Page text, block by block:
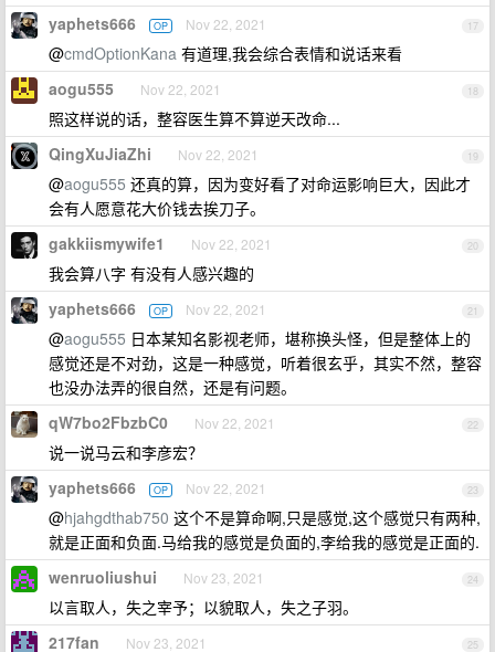
17
yaphets666 OP Nov 22, 2021
@cmdOptionKana 有道理,我会综合表情和说话来看
18
aogu555 Nov 22, 2021
照这样说的话，整容医生算不算逆天改命...
19
QingXuJiaZhi Nov 22, 2021
@aogu555 还真的算，因为变好看了对命运影响巨大，因此才
会有人愿意花大价钱去挨刀子。
20
gakkiismywife1 Nov 22, 2021
我会算八字 有没有人感兴趣的
21
yaphets666 OP Nov 22, 2021
@aogu555 日本某知名影视老师，堪称换头怪，但是整体上的
感觉还是不对劲，这是一种感觉，听着很玄乎，其实不然，整容
也没办法弄的很自然，还是有问题。
22
qW7bo2FbzbC0 Nov 22, 2021
说一说马云和李彦宏？
23
yaphets666 OP Nov 22, 2021
@hjahgdthab750 这个不是算命啊,只是感觉,这个感觉只有两种,
就是正面和负面.马给我的感觉是负面的,李给我的感觉是正面的.
24
wenruoliushui Nov 23, 2021
以言取人，失之宰予；以貌取人，失之子羽。
25
217fan Nov 23, 2021